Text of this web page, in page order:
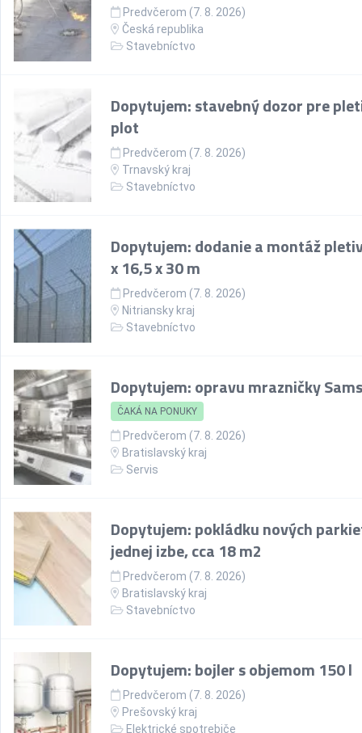
Predvčerom (7. 8. 2026)
Česká republika
Stavebníctvo
Dopytujem: stavebný dozor pre
plot
Predvčerom (7. 8. 2026)
Trnavský kraj
Stavebníctvo
Dopytujem: dodanie a montáž
x 16,5 x 30 m
Predvčerom (7. 8. 2026)
Nitriansky kraj
Stavebníctvo
Dopytujem: opravu mrazničky
ČAKÁ NA PONUKY
Predvčerom (7. 8. 2026)
Bratislavský kraj
Servis
Dopytujem: pokládku nových
jednej izbe, cca 18 m2
Predvčerom (7. 8. 2026)
Bratislavský kraj
Stavebníctvo
Dopytujem: bojler s objemom 150 l
Predvčerom (7. 8. 2026)
Prešovský kraj
Elektrické spotrebiče